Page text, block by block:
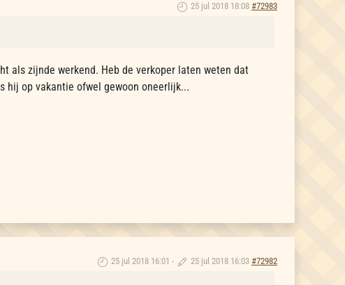
25 jul 2018 18:08 #72983
als zijnde werkend. Heb de verkoper laten weten dat
hij op vakantie ofwel gewoon oneerlijk...
25 jul 2018 16:01 - 25 jul 2018 16:03 #72982